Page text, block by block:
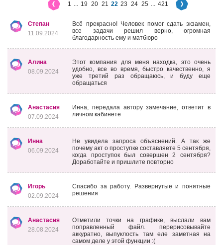
1 ... 19 20 21 22 23 24 25 ... 421
Степан
11.09.2024
Всë прекрасно! Человек помог сдать экзамен,
все задачи решил верно, огромная
благодарность ему и матбюро
Алина
08.09.2024
Этот компания для меня находка, это очень
удобно, все во время, быстро качественно, я
уже третий раз обращаюсь, и буду еще
обращаться
Анастасия
07.09.2024
Инна, передала автору замечание, ответит в
личном кабинете
Инна
06.09.2024
Не увидела запроса объяснений. А так же
почему акт о проступке составляете 5 сентября,
когда проступок был совершен 2 сентября?
Доработайте и пришлите повторно
Игорь
02.09.2024
Спасибо за работу. Развернутые и понятные
решения
Анастасия
28.08.2024
Отметили точки на графике, выслали вам
поправленный файл. перерисовывайте
аккуратно, выпуклость там еле заметная на
самом деле у этой функции :(